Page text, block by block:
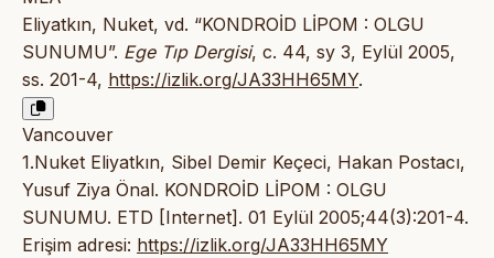
Eliyatkın, Nuket, vd. “KONDROİD LİPOM : OLGU
SUNUMU”. Ege Tıp Dergisi, c. 44, sy 3, Eylül 2005,
ss. 201-4, https://izlik.org/JA33HH65MY.
Vancouver
1.Nuket Eliyatkın, Sibel Demir Keçeci, Hakan Postacı,
Yusuf Ziya Önal. KONDROİD LİPOM : OLGU
SUNUMU. ETD [Internet]. 01 Eylül 2005;44(3):201-4.
Erişim adresi: https://izlik.org/JA33HH65MY